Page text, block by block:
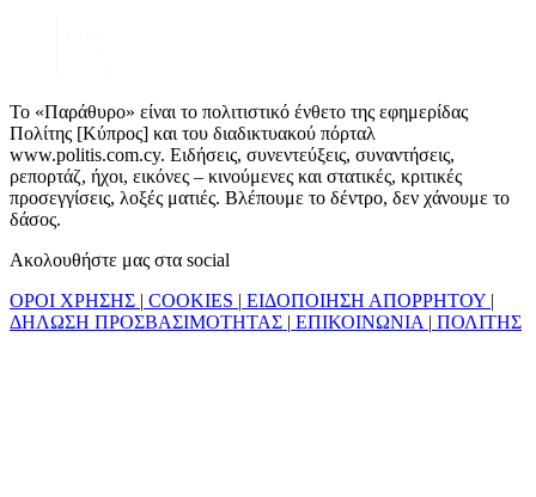
Το «Παράθυρο» είναι το πολιτιστικό ένθετο της εφημερίδας
Πολίτης [Κύπρος] και του διαδικτυακού πόρταλ
www.politis.com.cy. Ειδήσεις, συνεντεύξεις, συναντήσεις,
ρεπορτάζ, ήχοι, εικόνες – κινούμενες και στατικές, κριτικές
προσεγγίσεις, λοξές ματιές. Βλέπουμε το δέντρο, δεν χάνουμε το
δάσος.
Ακολουθήστε μας στα social
ΟΡΟΙ ΧΡΗΣΗΣ | COOKIES | ΕΙΔΟΠΟΙΗΣΗ ΑΠΟΡΡΗΤΟΥ |
ΔΗΛΩΣΗ ΠΡΟΣΒΑΣΙΜΟΤΗΤΑΣ | ΕΠΙΚΟΙΝΩΝΙΑ | ΠΟΛΙΤΗΣ